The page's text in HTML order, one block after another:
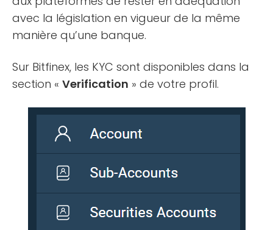
avec la législation en vigueur de la même
manière qu’une banque.
Sur Bitfinex, les KYC sont disponibles dans la
section « Verification » de votre profil.